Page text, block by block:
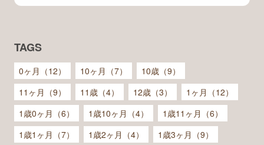
TAGS
0ヶ月（12） 10ヶ月（7）
10歳（9）
11ヶ月（9）
11歳（4） 12歳（3）
1ヶ月（12）
1歳0ヶ月（6）
1歳10ヶ月（4）
1歳11ヶ月（6）
1歳1ヶ月（7）
1歳2ヶ月（4）
1歳3ヶ月（9）